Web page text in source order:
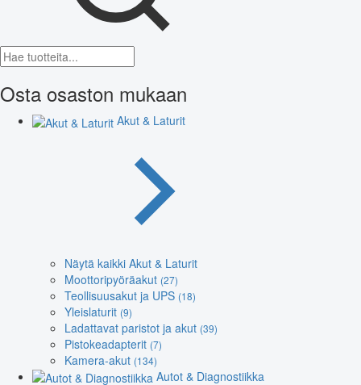
Osta osaston mukaan
Akut & Laturit
Näytä kaikki Akut & Laturit
Moottoripyöräakut (27)
Teollisuusakut ja UPS (18)
Yleislaturit (9)
Ladattavat paristot ja akut (39)
Pistokeadapterit (7)
Kamera-akut (134)
Autot & Diagnostiikka